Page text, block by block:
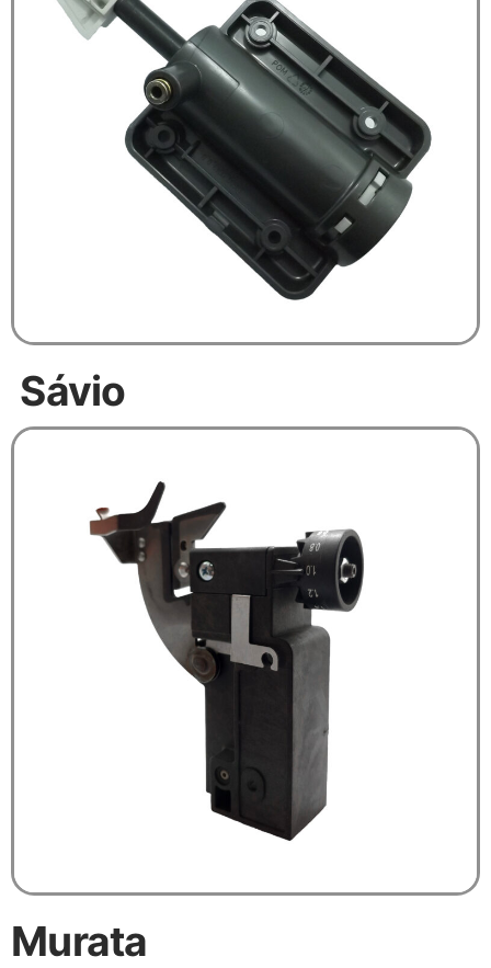
Sávio
Murata